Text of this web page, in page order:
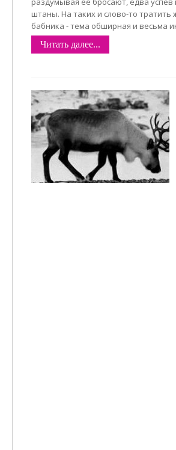
штаны. На таких и слово-то тратить
бабника - тема обширная и весьма
Читать далее...